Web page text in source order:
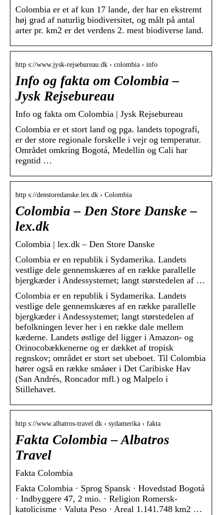
Colombia er et af kun 17 lande, der har en ekstremt
høj grad af naturlig biodiversitet, og målt på antal
arter pr. km2 er det verdens 2. mest biodiverse land.
http s://www.jysk-rejsebureau.dk › colombia › info
Info og fakta om Colombia –
Jysk Rejsebureau
Info og fakta om Colombia | Jysk Rejsebureau
Colombia er et stort land og pga. landets topografi,
er der store regionale forskelle i vejr og temperatur.
Området omkring Bogotá, Medellin og Cali har
regntid …
http s://denstoredanske.lex.dk › Colombia
Colombia – Den Store Danske –
lex.dk
Colombia | lex.dk – Den Store Danske
Colombia er en republik i Sydamerika. Landets
vestlige dele gennemskæres af en række parallelle
bjergkæder i Andessystemet; langt størstedelen af …
Colombia er en republik i Sydamerika. Landets
vestlige dele gennemskæres af en række parallelle
bjergkæder i Andessystemet; langt størstedelen af
befolkningen lever her i en række dale mellem
kæderne. Landets østlige del ligger i Amazon- og
Orinocobækkenerne og er dækket af tropisk
regnskov; området er stort set ubeboet. Til Colombia
hører også en række småøer i Det Caribiske Hav
(San Andrés, Roncador mfl.) og Malpelo i
Stillehavet.
http s://www.albatros-travel.dk › sydamerika › fakta
Fakta Colombia – Albatros
Travel
Fakta Colombia
Fakta Colombia · Sprog Spansk · Hovedstad Bogotá
· Indbyggere 47, 2 mio. · Religion Romersk-
katolicisme · Valuta Peso · Areal 1.141.748 km2 …